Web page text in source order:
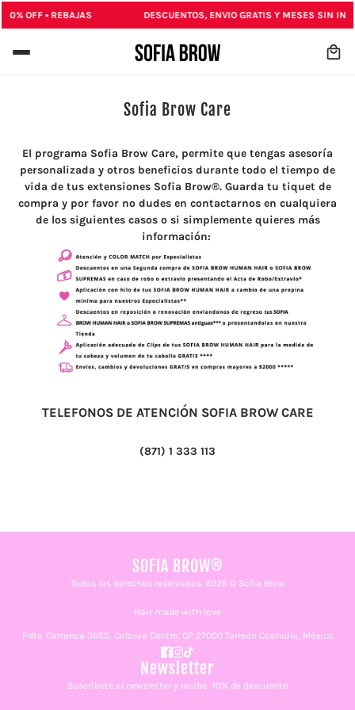
OFF • REBAJAS DESCUENTOS, ENVIO GRATIS Y MESES SIN
CONTENT
Sofia Brow Care
El programa Sofia Brow Care, permite que tengas asesoría
personalizada y otros beneficios durante todo el tiempo de
vida de tus extensiones Sofia Brow®. Guarda tu tiquet de
compra y por favor no dudes en contactarnos en cualquiera
de los siguientes casos o si simplemente quieres más
información:
TELEFONOS DE ATENCIÓN SOFIA BROW CARE
(871) 1 333 113
SOFIA BROW®
Todos los derechos reservados. 2026 © Sofia Brow
Hair made with love
Pdte. Carranza 3655, Colonia Centro. CP 27000 Torreón Coahuila, México
Newsletter
Suscríbete al newsletter y recibe -10% de descuento